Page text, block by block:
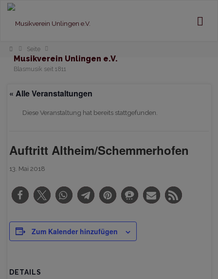
Musikverein Unlingen e.V.
Blasmusik seit 1811
HomeSeite
« Alle Veranstaltungen
Diese Veranstaltung hat bereits stattgefunden.
Auftritt Altheim/Schemmerhofen
13. Mai 2018
Zum Kalender hinzufügen
DETAILS